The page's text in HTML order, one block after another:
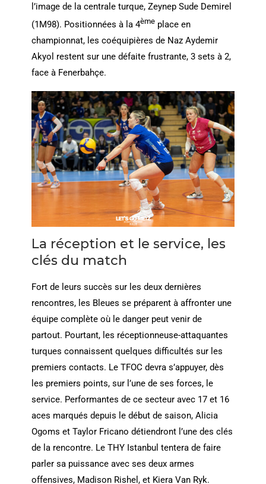
l’image de la centrale turque, Zeynep Sude Demirel
(1M98). Positionnées à la 4èmeplace en
championnat, les coéquipières de Naz Aydemir
Akyol restent sur une défaite frustrante, 3 sets à 2,
face à Fenerbahçe.
La réception et le service, les
clés du match
Fort de leurs succès sur les deux dernières
rencontres, les Bleues se préparent à affronter une
équipe complète où le danger peut venir de
partout. Pourtant, les réceptionneuse-attaquantes
turques connaissent quelques difficultés sur les
premiers contacts. Le TFOC devra s’appuyer, dès
les premiers points, sur l’une de ses forces, le
service. Performantes de ce secteur avec 17 et 16
aces marqués depuis le début de saison, Alicia
Ogoms et Taylor Fricano détiendront l’une des clés
de la rencontre. Le THY Istanbul tentera de faire
parler sa puissance avec ses deux armes
offensives, Madison Rishel, et Kiera Van Ryk.